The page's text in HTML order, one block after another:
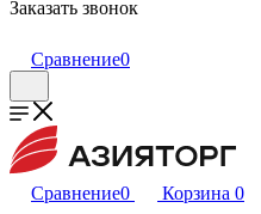
Заказать звонок
Сравнение0
Сравнение0 Корзина 0